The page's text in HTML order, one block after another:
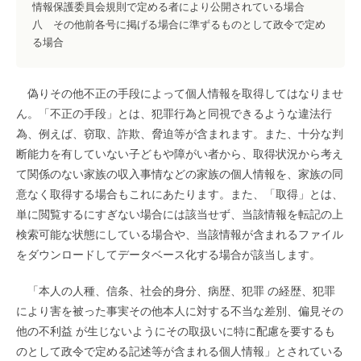
情報保護委員会規則で定める者により公開されている場合
八 その他前各号に掲げる場合に準ずるものとして政令で定め
る場合
偽りその他不正の手段によって個人情報を取得してはなりませ
ん。「不正の手段」とは、犯罪行為と同視できるような違法行
為、例えば、窃取、詐欺、脅迫等が含まれます。また、十分な判
断能力を有していない子どもや障がい者から、取得状況から考え
て関係のない家族の収入事情などの家族の個人情報を、家族の同
意なく取得する場合もこれにあたります。また、「取得」とは、
単に閲覧するにすぎない場合には該当せず、当該情報を転記の上
検索可能な状態にしている場合や、当該情報が含まれるファイル
をダウンロードしてデータベース化する場合が該当します。
「本人の人種、信条、社会的身分、病歴、犯罪 の経歴、犯罪
により害を被った事実その他本人に対する不当な差別、偏見その
他の不利益 が生じないようにその取扱いに特に配慮を要するも
のとして政令で定める記述等が含まれる個人情報」とされている